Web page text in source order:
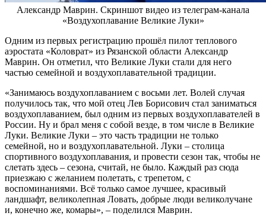
Александр Маврин. Скриншот видео из телеграм-канала
«Воздухоплавание Великие Луки»
Одним из первых регистрацию прошёл пилот теплового
аэростата «Коловрат» из Рязанской области Александр
Маврин. Он отметил, что Великие Луки стали для него
частью семейной и воздухоплавательной традиции.
«Занимаюсь воздухоплаванием с восьми лет. Волей случая
получилось так, что мой отец Лев Борисович стал заниматься
воздухоплаванием, был одним из первых воздухоплавателей в
России. Ну и брал меня с собой везде, в том числе в Великие
Луки. Великие Луки – это часть традиции не только
семейной, но и воздухоплавательной. Луки – столица
спортивного воздухоплавания, и провести сезон так, чтобы не
слетать здесь – сезона, считай, не было. Каждый раз сюда
приезжаю с желанием полетать, с трепетом, с
воспоминаниями. Всё только самое лучшее, красивый
ландшафт, великолепная Ловать, добрые люди великолучане
и, конечно же, комары», – поделился Маврин.